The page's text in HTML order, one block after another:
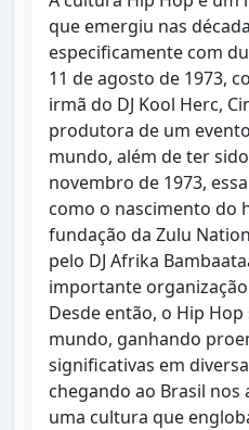
que emergiu nas
especificamente com
11 de agosto de 1973,
irmã do DJ Kool Herc,
produtora de um
mundo, além de ter
novembro de 1973,
como o nascimento do
fundação da Zulu
pelo DJ Afrika
importante
Desde então, o Hip
mundo, ganhando
significativas em
chegando ao Brasil nos
uma cultura que